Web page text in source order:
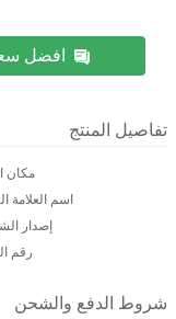
افضل
تفاصيل المنتج
مكان
اسم العلامة
إصدار
رقم
شروط الدفع والشحن